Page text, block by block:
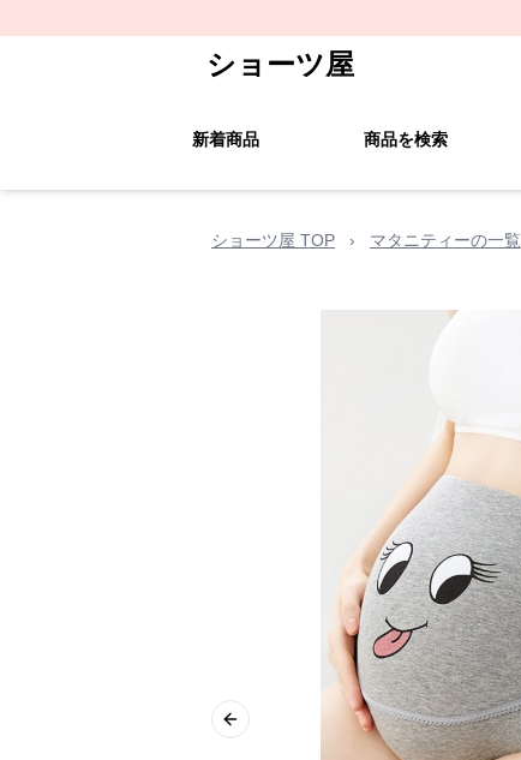
ショーツ屋
新着商品 商品を検索
ショーツ屋 TOP › マタニティーの一覧
Previous slide